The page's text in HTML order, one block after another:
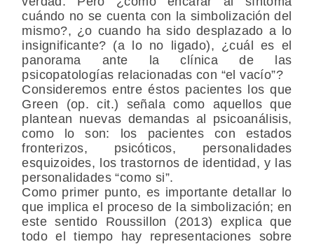
cuándo no se cuenta con la simbolización del
mismo?, ¿o cuando ha sido desplazado a lo
insignificante? (a lo no ligado), ¿cuál es el
panorama ante la clínica de las
psicopatologías relacionadas con “el vacío”?
Consideremos entre éstos pacientes los que
Green (op. cit.) señala como aquellos que
plantean nuevas demandas al psicoanálisis,
como lo son: los pacientes con estados
fronterizos, psicóticos, personalidades
esquizoides, los trastornos de identidad, y las
personalidades “como si”.
Como primer punto, es importante detallar lo
que implica el proceso de la simbolización; en
este sentido Roussillon (2013) explica que
todo el tiempo hay representaciones sobre